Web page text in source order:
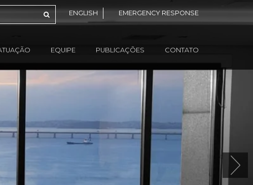
ENGLISH EMERGENCY RESPONSE
EQUIPE PUBLICAÇÕES CONTATO